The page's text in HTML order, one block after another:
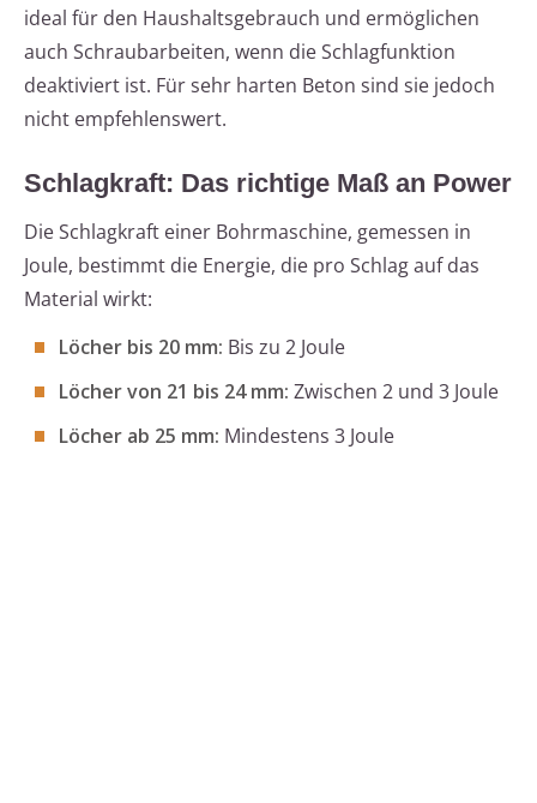
ideal für den Haushaltsgebrauch und ermöglichen
auch Schraubarbeiten, wenn die Schlagfunktion
deaktiviert ist. Für sehr harten Beton sind sie jedoch
nicht empfehlenswert.
Schlagkraft: Das richtige Maß an Power
Die Schlagkraft einer Bohrmaschine, gemessen in
Joule, bestimmt die Energie, die pro Schlag auf das
Material wirkt:
Löcher bis 20 mm: Bis zu 2 Joule
Löcher von 21 bis 24 mm: Zwischen 2 und 3 Joule
Löcher ab 25 mm: Mindestens 3 Joule